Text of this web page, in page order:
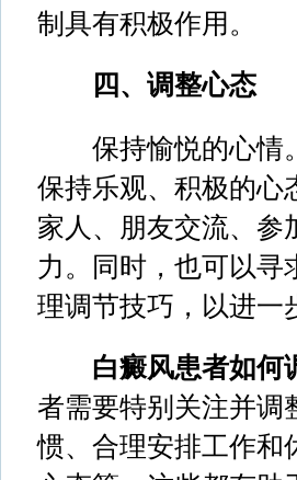
制具有积极作用。
四、调整心态
保持愉悦的心情。
保持乐观、积极的心
家人、朋友交流、参
力。同时，也可以寻
理调节技巧，以进一
白癜风患者如何
者需要特别关注并调
惯、合理安排工作和